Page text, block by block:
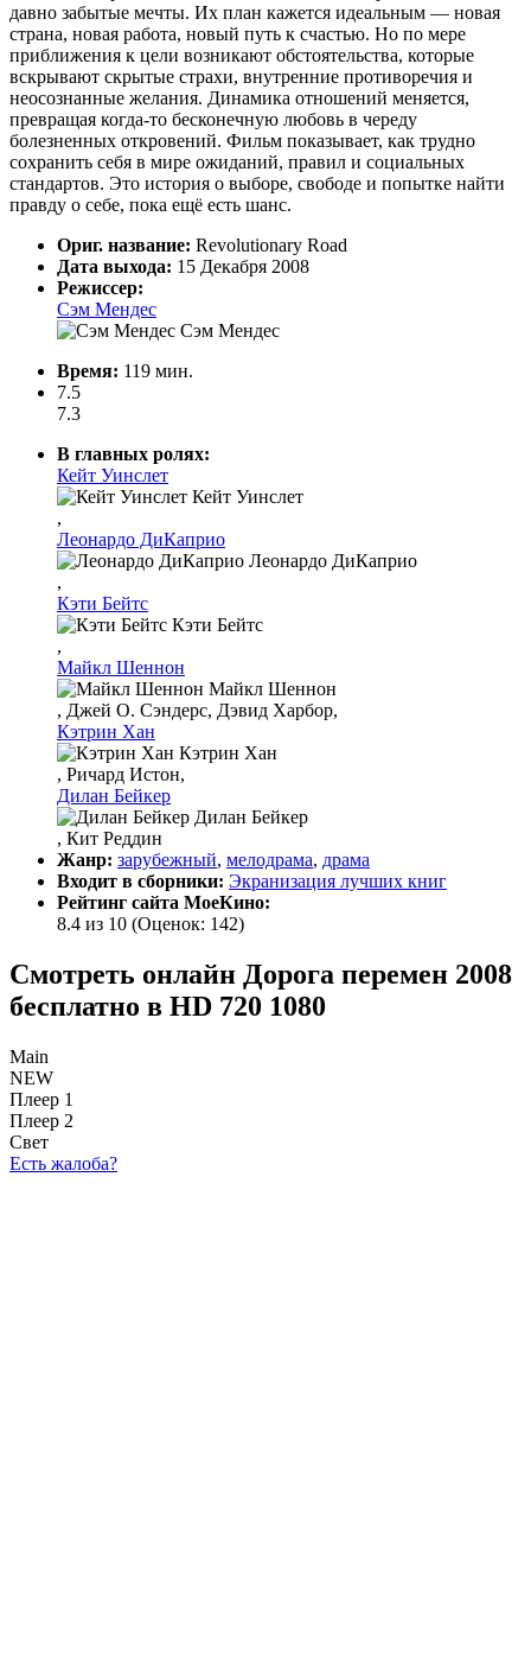
давно забытые мечты. Их план кажется идеальным — новая
страна, новая работа, новый путь к счастью. Но по мере
приближения к цели возникают обстоятельства, которые
вскрывают скрытые страхи, внутренние противоречия и
неосознанные желания. Динамика отношений меняется,
превращая когда-то бесконечную любовь в череду
болезненных откровений. Фильм показывает, как трудно
сохранить себя в мире ожиданий, правил и социальных
стандартов. Это история о выборе, свободе и попытке найти
правду о себе, пока ещё есть шанс.
Ориг. название: Revolutionary Road
Дата выхода: 15 Декабря 2008
Режиссер:
Сэм Мендес
Сэм Мендес
Время: 119 мин.
7.5
7.3
В главных ролях:
Кейт Уинслет
Кейт Уинслет
,
Леонардо ДиКаприо
Леонардо ДиКаприо
,
Кэти Бейтс
Кэти Бейтс
,
Майкл Шеннон
Майкл Шеннон
, Джей О. Сэндерс, Дэвид Харбор,
Кэтрин Хан
Кэтрин Хан
, Ричард Истон,
Дилан Бейкер
Дилан Бейкер
, Кит Реддин
Жанр: зарубежный, мелодрама, драма
Входит в сборники: Экранизация лучших книг
Рейтинг сайта МоеКино:
8.4 из 10 (Оценок: 142)
Смотреть онлайн Дорога перемен 2008
бесплатно в HD 720 1080
Main
NEW
Плеер 1
Плеер 2
Свет
Есть жалоба?